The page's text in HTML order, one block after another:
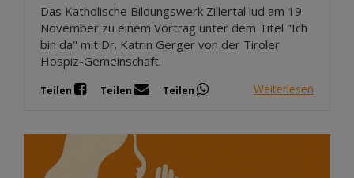
Das Katholische Bildungswerk Zillertal lud am 19.
November zu einem Vortrag unter dem Titel "Ich
bin da" mit Dr. Katrin Gerger von der Tiroler
Hospiz-Gemeinschaft.
Teilen Teilen Teilen Weiterlesen